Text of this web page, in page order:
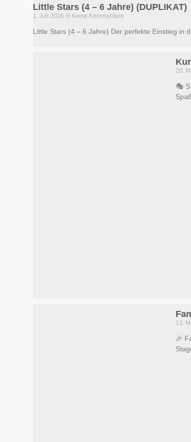
Little Stars (4 – 6 Jahre) (DUPLIKAT)
1. Juli 2026 Keine Kommentare
Little Stars (4 – 6 Jahre) Der perfekte Einstieg in
20.
🎭
13.
🎉